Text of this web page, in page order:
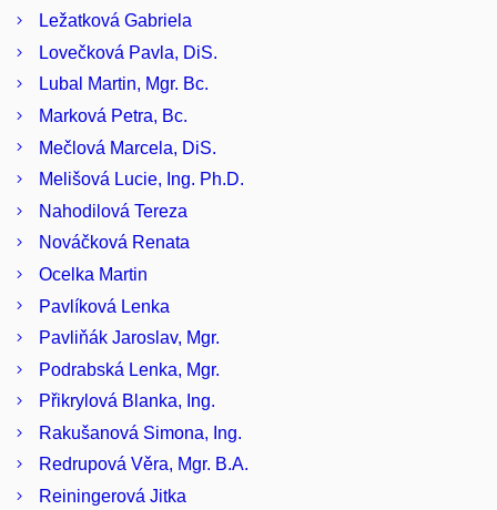
Ležatková Gabriela
Lovečková Pavla, DiS.
Lubal Martin, Mgr. Bc.
Marková Petra, Bc.
Mečlová Marcela, DiS.
Melišová Lucie, Ing. Ph.D.
Nahodilová Tereza
Nováčková Renata
Ocelka Martin
Pavlíková Lenka
Pavliňák Jaroslav, Mgr.
Podrabská Lenka, Mgr.
Přikrylová Blanka, Ing.
Rakušanová Simona, Ing.
Redrupová Věra, Mgr. B.A.
Reiningerová Jitka